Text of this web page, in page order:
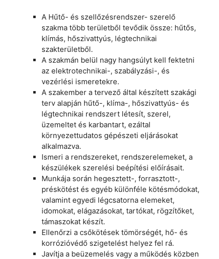
A Hűtő- és szellőzésrendszer- szerelő
szakma több területből tevődik össze: hűtős,
klímás, hőszivattyús, légtechnikai
szakterületből.
A szakmán belül nagy hangsúlyt kell fektetni
az elektrotechnikai-, szabályzási-, és
vezérlési ismeretekre.
A szakember a tervező által készített szakági
terv alapján hűtő-, klíma-, hőszivattyús- és
légtechnikai rendszert létesít, szerel,
üzemeltet és karbantart, ezáltal
környezettudatos gépészeti eljárásokat
alkalmazva.
Ismeri a rendszereket, rendszerelemeket, a
készülékek szerelési beépítési előírásait.
Munkája során hegesztett-, forrasztott-,
préskötést és egyéb különféle kötésmódokat,
valamint egyedi légcsatorna elemeket,
idomokat, elágazásokat, tartókat, rögzítőket,
támaszokat készít.
Ellenőrzi a csőkötések tömörségét, hő- és
korrózióvédő szigetelést helyez fel rá.
Javítja a beüzemelés vagy a működés közben